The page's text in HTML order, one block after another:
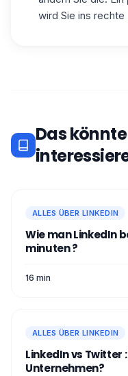
wird Sie ins
Das
ALLES ÜBER LINKEDIN
Wie man LinkedIn
minuten ?
16 min
ALLES ÜBER LINKEDIN
LinkedIn vs Twitter
Unternehmen?